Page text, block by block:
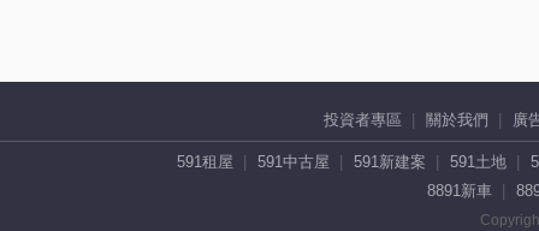
投資者專區 關於我們 廣
591租屋 591中古屋 591新建案 591土地
8891新車